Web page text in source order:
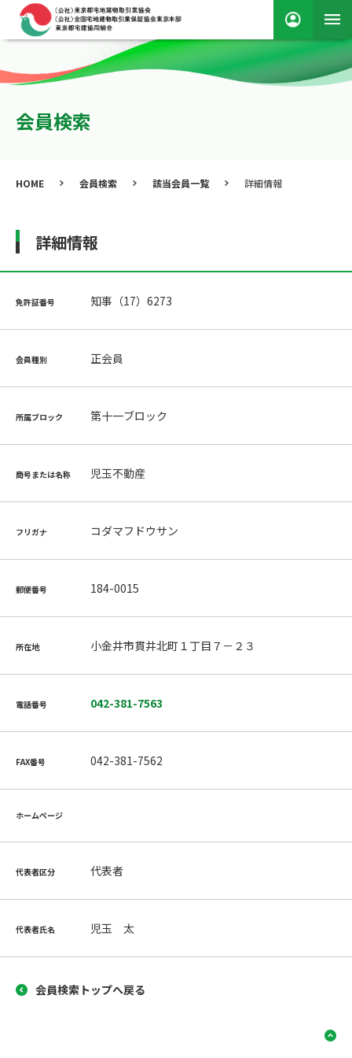
会員検索
HOME 会員検索 該当会員一覧 詳細情報
詳細情報
免許証番号 知事（17）6273
会員種別 正会員
所属ブロック 第十一ブロック
商号または名称 児玉不動産
フリガナ コダマフドウサン
郵便番号 184-0015
所在地 小金井市貫井北町１丁目７－２３
電話番号 042-381-7563
FAX番号 042-381-7562
ホームページ
代表者区分 代表者
代表者氏名 児玉 太
会員検索トップへ戻る